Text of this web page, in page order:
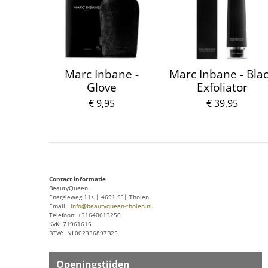
Marc Inbane -
Glove
€ 9,95
Marc Inbane -
Exfoliator
€ 39,95
Contact informatie
BeautyQueen
Energieweg 11s | 4691 SE| Tholen
Email : info@beautyqueen-tholen.nl
Telefoon: +31640613250
KvK: 71961615
BTW: NL002336897B25
Openingstijden